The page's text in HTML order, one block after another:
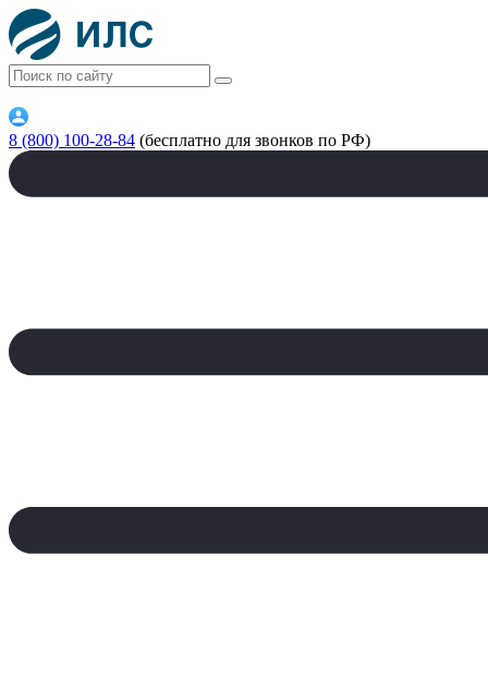
8 (800) 100-28-84 (бесплатно для звонков по РФ)